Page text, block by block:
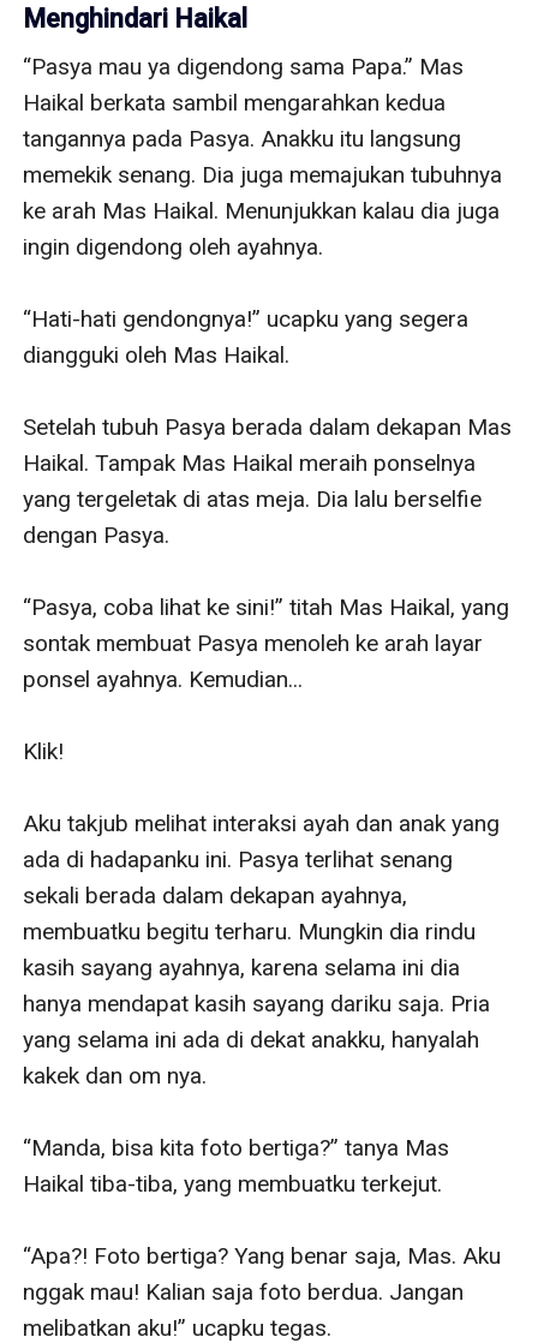
Menghindari Haikal
“Pasya mau ya digendong sama Papa.” Mas
Haikal berkata sambil mengarahkan kedua
tangannya pada Pasya. Anakku itu langsung
memekik senang. Dia juga memajukan tubuhnya
ke arah Mas Haikal. Menunjukkan kalau dia juga
ingin digendong oleh ayahnya.
“Hati-hati gendongnya!” ucapku yang segera
diangguki oleh Mas Haikal.
Setelah tubuh Pasya berada dalam dekapan Mas
Haikal. Tampak Mas Haikal meraih ponselnya
yang tergeletak di atas meja. Dia lalu berselfie
dengan Pasya.
“Pasya, coba lihat ke sini!” titah Mas Haikal, yang
sontak membuat Pasya menoleh ke arah layar
ponsel ayahnya. Kemudian...
Klik!
Aku takjub melihat interaksi ayah dan anak yang
ada di hadapanku ini. Pasya terlihat senang
sekali berada dalam dekapan ayahnya,
membuatku begitu terharu. Mungkin dia rindu
kasih sayang ayahnya, karena selama ini dia
hanya mendapat kasih sayang dariku saja. Pria
yang selama ini ada di dekat anakku, hanyalah
kakek dan om nya.
“Manda, bisa kita foto bertiga?” tanya Mas
Haikal tiba-tiba, yang membuatku terkejut.
“Apa?! Foto bertiga? Yang benar saja, Mas. Aku
nggak mau! Kalian saja foto berdua. Jangan
melibatkan aku!” ucapku tegas.